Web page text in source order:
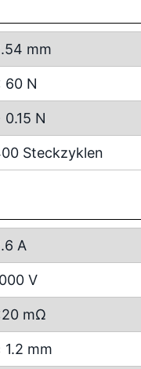
mm
60 N
0.15 N
Steckzyklen
A
V
mΩ
1.2 mm